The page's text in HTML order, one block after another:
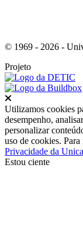
© 1969 - 2026 -
Projeto
Utilizamos cookies
desempenho,
personalizar
uso de cookies.
Privacidade da
Estou ciente